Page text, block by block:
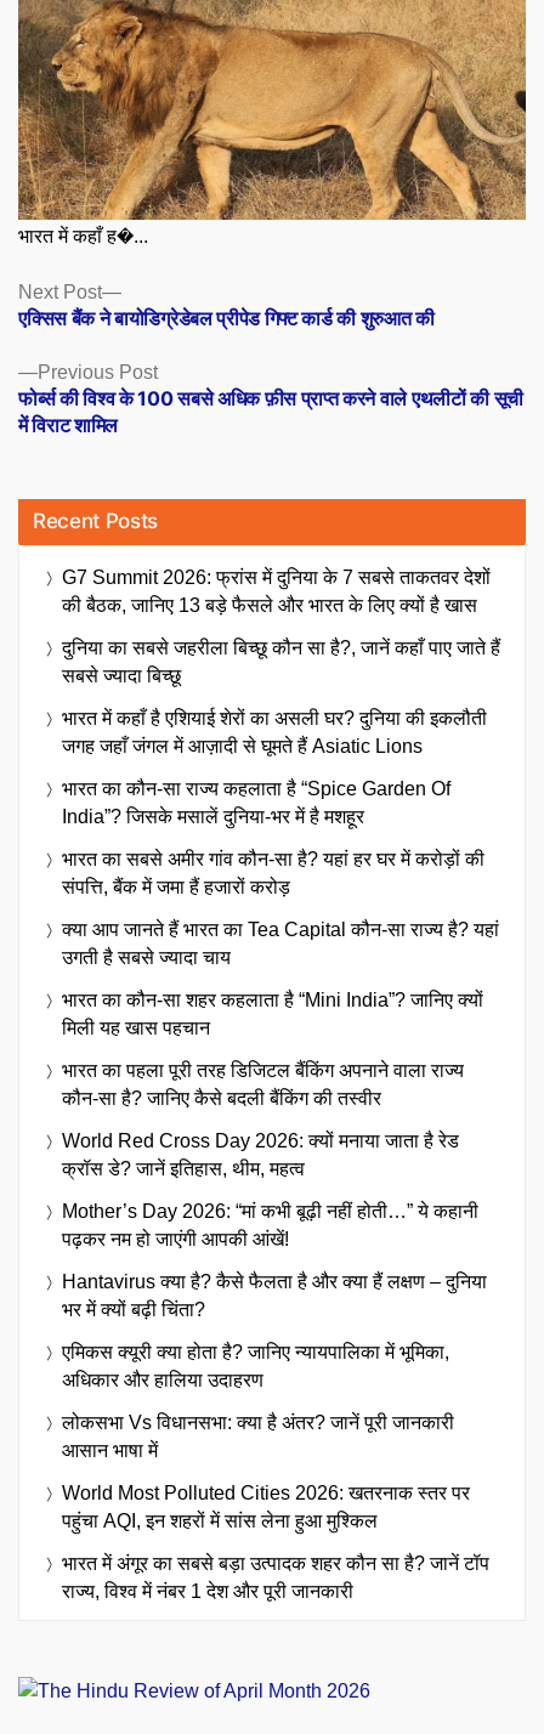
भारत में कहाँ ह�...
Posts
navigation
Previous PostPrevious
post:
फोर्ब्स की विश्व के 100 सबसे अधिक फ़ीस प्राप्त करने वाले एथलीटों की सूची
में विराट शामिल
Next Post
Next
post:
एक्सिस बैंक ने बायोडिग्रेडेबल प्रीपेड गिफ्ट कार्ड की शुरुआत की
Recent Posts
G7 Summit 2026: फ्रांस में दुनिया के 7 सबसे ताकतवर देशों
की बैठक, जानिए 13 बड़े फैसले और भारत के लिए क्यों है खास
दुनिया का सबसे जहरीला बिच्छू कौन सा है?, जानें कहाँ पाए जाते हैं
सबसे ज्यादा बिच्छू
भारत में कहाँ है एशियाई शेरों का असली घर? दुनिया की इकलौती
जगह जहाँ जंगल में आज़ादी से घूमते हैं Asiatic Lions
भारत का कौन-सा राज्य कहलाता है “Spice Garden Of
India”? जिसके मसालें दुनिया-भर में है मशहूर
भारत का सबसे अमीर गांव कौन-सा है? यहां हर घर में करोड़ों की
संपत्ति, बैंक में जमा हैं हजारों करोड़
क्या आप जानते हैं भारत का Tea Capital कौन-सा राज्य है? यहां
उगती है सबसे ज्यादा चाय
भारत का कौन-सा शहर कहलाता है “Mini India”? जानिए क्यों
मिली यह खास पहचान
भारत का पहला पूरी तरह डिजिटल बैंकिंग अपनाने वाला राज्य
कौन-सा है? जानिए कैसे बदली बैंकिंग की तस्वीर
World Red Cross Day 2026: क्यों मनाया जाता है रेड
क्रॉस डे? जानें इतिहास, थीम, महत्व
Mother’s Day 2026: “मां कभी बूढ़ी नहीं होती…” ये कहानी
पढ़कर नम हो जाएंगी आपकी आंखें!
Hantavirus क्या है? कैसे फैलता है और क्या हैं लक्षण – दुनिया
भर में क्यों बढ़ी चिंता?
एमिकस क्यूरी क्या होता है? जानिए न्यायपालिका में भूमिका,
अधिकार और हालिया उदाहरण
लोकसभा Vs विधानसभा: क्या है अंतर? जानें पूरी जानकारी
आसान भाषा में
World Most Polluted Cities 2026: खतरनाक स्तर पर
पहुंचा AQI, इन शहरों में सांस लेना हुआ मुश्किल
भारत में अंगूर का सबसे बड़ा उत्पादक शहर कौन सा है? जानें टॉप
राज्य, विश्व में नंबर 1 देश और पूरी जानकारी